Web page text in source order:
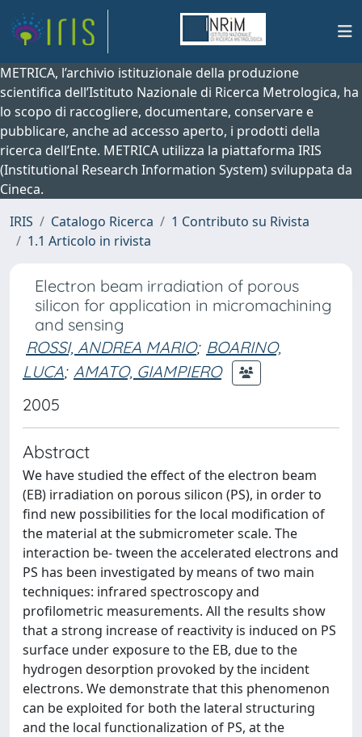
METRICA, l’archivio istituzionale della produzione
scientifica dell’Istituto Nazionale di Ricerca Metrologica, ha
lo scopo di raccogliere, documentare, conservare e
pubblicare, anche ad accesso aperto, i prodotti della
ricerca dell’Ente. METRICA utilizza la piattaforma IRIS
(Institutional Research Information System) sviluppata da
Cineca.
IRIS
Catalogo Ricerca
1 Contributo su Rivista
1.1 Articolo in rivista
Electron beam irradiation of porous
silicon for application in micromachining
and sensing
ROSSI, ANDREA MARIO; BOARINO,
LUCA; AMATO, GIAMPIERO
2005
Abstract
We have studied the effect of the electron beam
(EB) irradiation on porous silicon (PS), in order to
find new possibilities for the local modification of
the material at the submicrometer scale. The
interaction be- tween the accelerated electrons and
PS has been investigated by means of two main
techniques: infrared spectroscopy and
profilometric measurements. All the results show
that a strong increase of reactivity is induced on PS
surface under exposure to the EB, due to the
hydrogen desorption provoked by the incident
electrons. We demonstrate that this phenomenon
can be exploited for both the lateral structuring
and the local functionalization of PS, at the